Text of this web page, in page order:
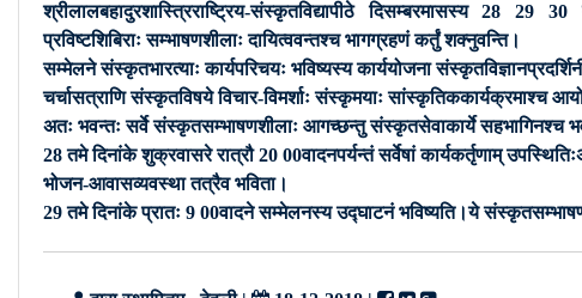
श्रीलालबहादुरशास्त्रिराष्ट्रिय-संस्कृतविद्यापीठे दिसम्बरमासस्य 28
प्रविष्टशिबिराः सम्भाषणशीलाः दायित्ववन्तश्च भागग्रहणं कर्तुं शक्नुवन्ति।
सम्मेलने संस्कृतभारत्याः कार्यपरिचयः भविष्यस्य कार्ययोजना
चर्चासत्राणि संस्कृतविषये विचार-विमर्शाः संस्कृमयाः सांस्कृतिककार्यक्रमाश्च
अतः भवन्तः सर्वे संस्कृतसम्भाषणशीलाः आगच्छन्तु संस्कृतसेवाकार्ये सहभागिनश्च
28 तमे दिनांके शुक्रवासरे रात्रौ 20 00वादनपर्यन्तं सर्वेषां कार्यकर्तृणाम्
भोजन-आवासव्यवस्था तत्रैव भविता।
29 तमे दिनांके प्रातः 9 00वादने सम्मेलनस्य उद्घाटनं भविष्यति।ये